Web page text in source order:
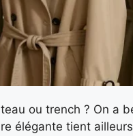
ou trench ? On a
élégante tient